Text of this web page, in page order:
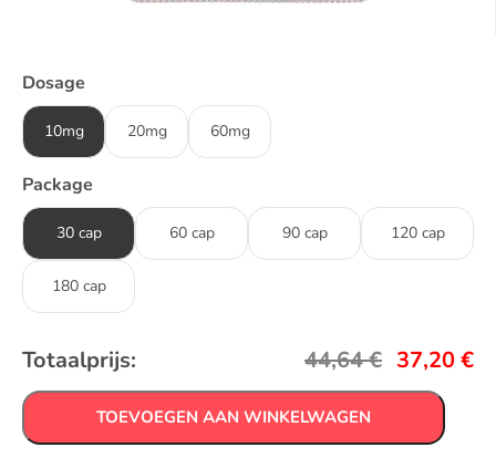
Dosage
10mg 20mg 60mg
Package
30 cap 60 cap 90 cap 120 cap
180 cap
Totaalprijs: 44,64€ 37,20€
TOEVOEGEN AAN WINKELWAGEN